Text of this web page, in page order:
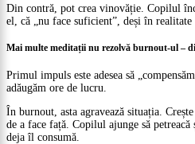
Din contră, pot crea vinovăție. Copilul
el, că „nu face suficient”, deși în realitate
Mai multe meditații nu rezolvă burnout-ul –
Primul impuls este adesea să
adăugăm ore de lucru.
În burnout, asta agravează situația.
de a face față. Copilul ajunge să
deja îl consumă.